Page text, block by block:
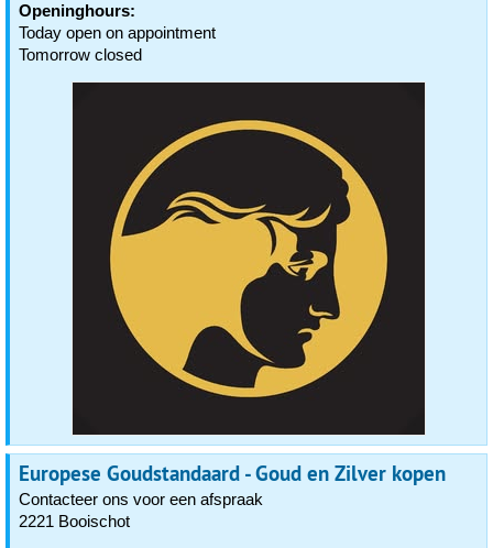
Openinghours:
Today open on appointment
Tomorrow closed
Europese Goudstandaard - Goud en Zilver kopen
Contacteer ons voor een afspraak
2221 Booischot